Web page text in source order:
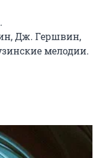
Дж. Гершвин,
мелодии.